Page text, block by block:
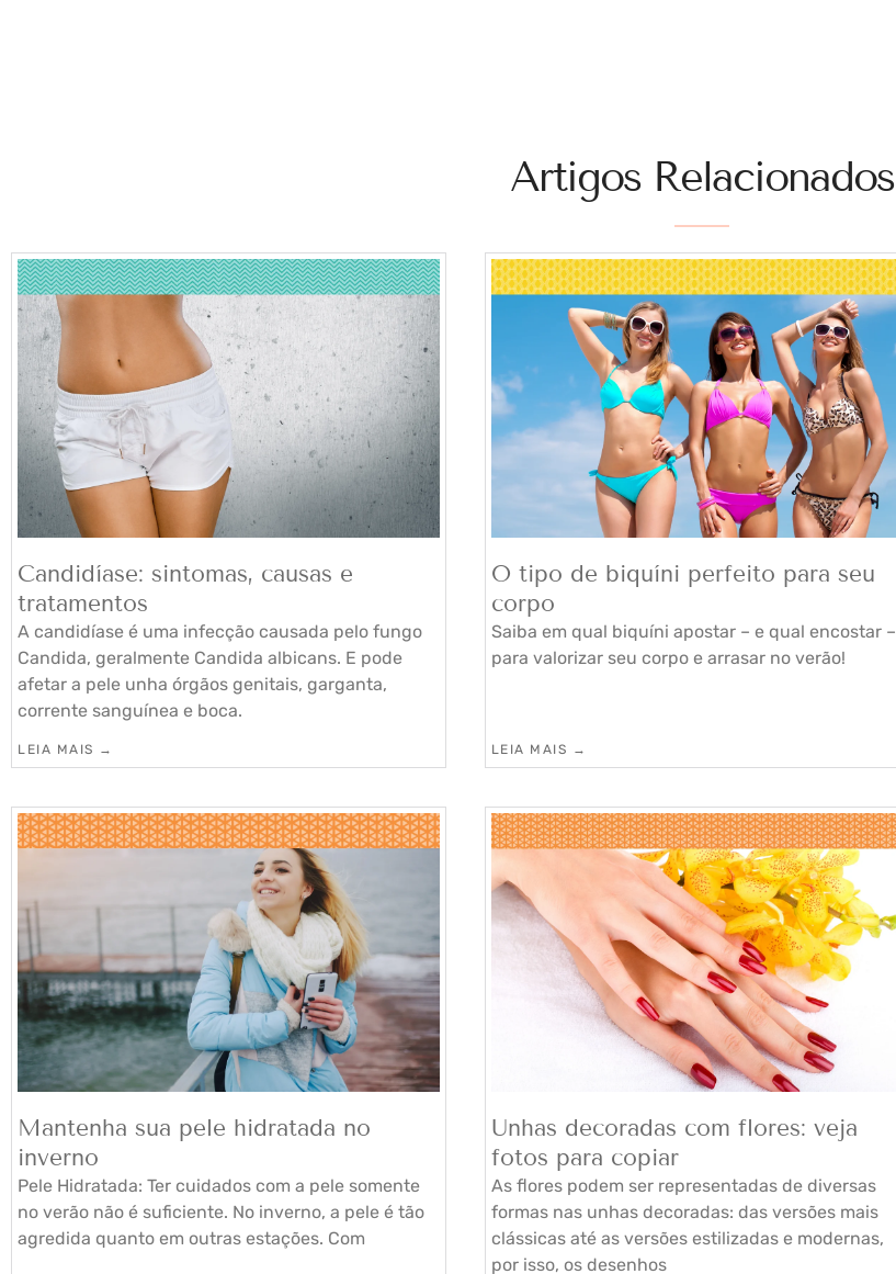
Artigos Relacionados
Candidíase: sintomas, causas e
tratamentos
A candidíase é uma infecção causada pelo fungo
Candida, geralmente Candida albicans. E pode
afetar a pele unha órgãos genitais, garganta,
corrente sanguínea e boca.
LEIA MAIS →
O tipo de biquíni perfeito para seu
corpo
Saiba em qual biquíni apostar – e qual encostar –
para valorizar seu corpo e arrasar no verão!
LEIA MAIS →
Mantenha sua pele hidratada no
inverno
Pele Hidratada: Ter cuidados com a pele somente
no verão não é suficiente. No inverno, a pele é tão
agredida quanto em outras estações. Com
Unhas decoradas com flores: veja
fotos para copiar
As flores podem ser representadas de diversas
formas nas unhas decoradas: das versões mais
clássicas até as versões estilizadas e modernas,
por isso, os desenhos